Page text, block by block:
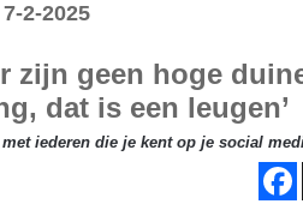
2-2025
zijn geen hoge
dat is een leugen’
iederen die je kent op je social